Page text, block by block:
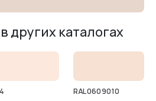
других каталогах
RAL 060 90 10